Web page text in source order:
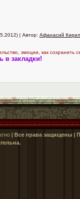
| Автор: Афанасий
эмоции
как сохранить
в закладки!
| Все права защищены |